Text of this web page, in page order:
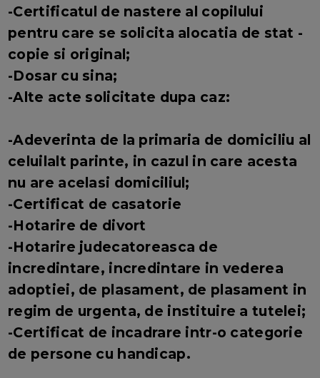
-Certificatul de nastere al copilului
pentru care se solicita alocatia de stat -
copie si original;
-Dosar cu sina;
-Alte acte solicitate dupa caz:
-Adeverinta de la primaria de domiciliu al
celuilalt parinte, in cazul in care acesta
nu are acelasi domiciliul;
-Certificat de casatorie
-Hotarire de divort
-Hotarire judecatoreasca de
incredintare, incredintare in vederea
adoptiei, de plasament, de plasament in
regim de urgenta, de instituire a tutelei;
-Certificat de incadrare intr-o categorie
de persone cu handicap.